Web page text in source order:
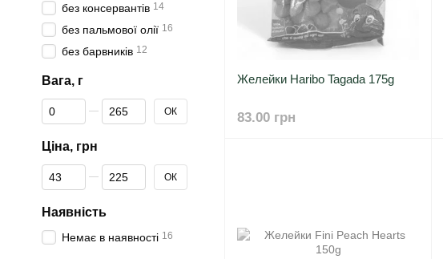
Желейки Haribo Tagada 175g
83.00 грн
без консервантів 14
без пальмової олії 16
без барвників 12
Вага, г
Від Вага, г
До Вага, г ОК
Ціна, грн
Від Ціна, грн
До Ціна, грн ОК
Наявність
Немає в наявності 16